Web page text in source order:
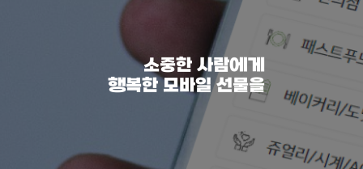
소중한 사람에게
행복한 모바일 선물을